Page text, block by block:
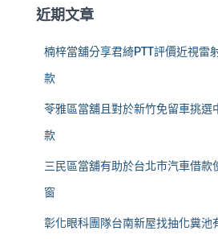
:近期文章
楠梓當舖分享君綺PTT評價近視雷
款
苓雅區當舖且對於新竹免留車挑選
款
三民區當舖有助於台北市汽車借款
窗
彰化眼科團隊台南新屋找抽化糞池